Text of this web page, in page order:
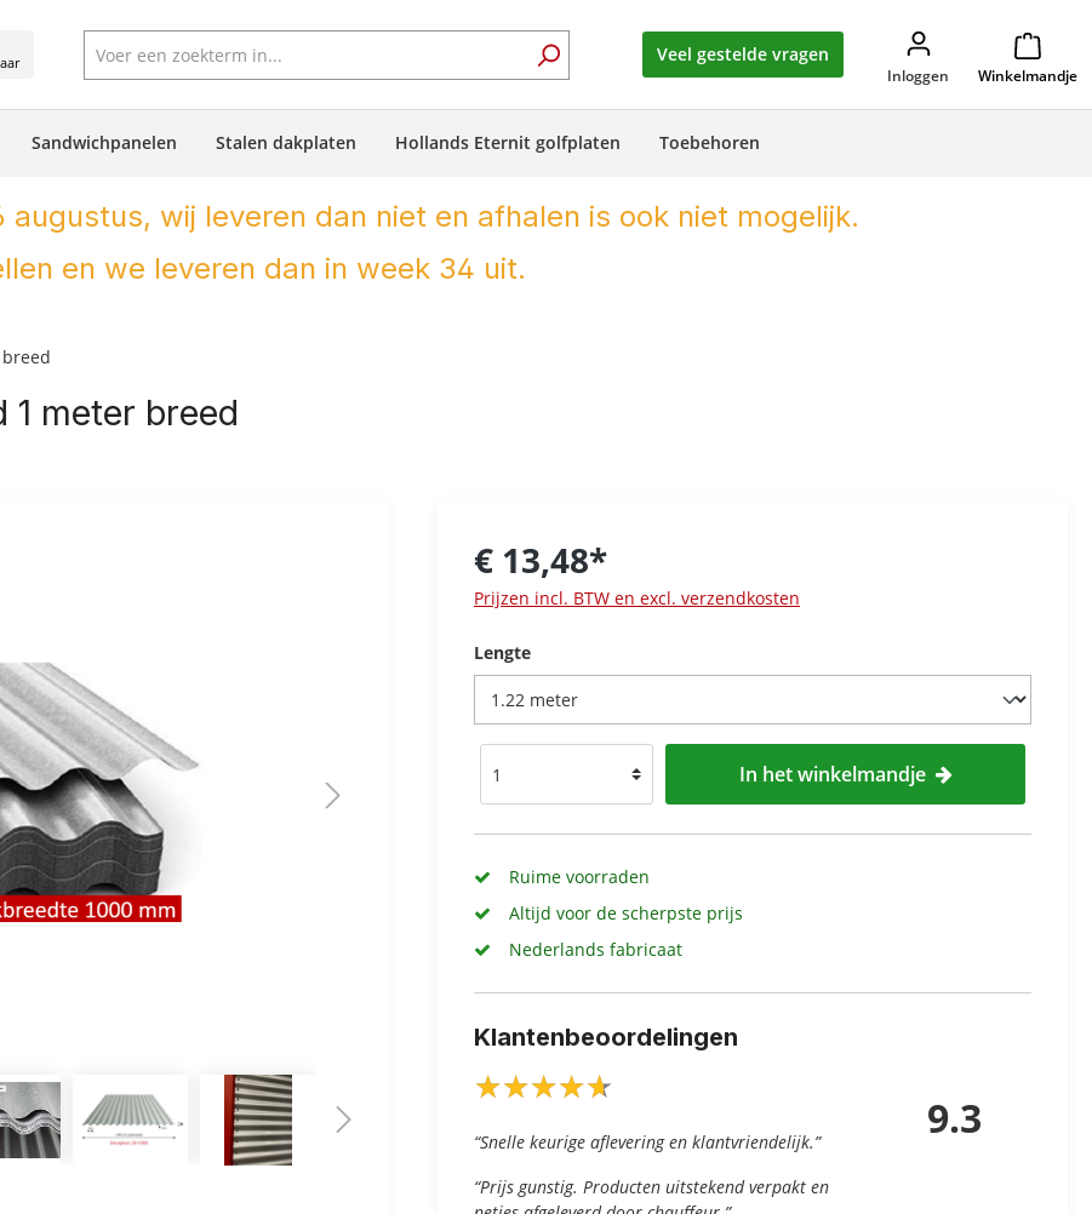
Veel gestelde vragen
Inloggen Winkelmandje
Sandwichpanelen Stalen dakplaten Hollands Eternit golfplaten Toebehoren
wij leveren dan niet en afhalen is ook niet mogelijk.
en we leveren dan in week 34 uit.
meter breed
€ 13,48*
Prijzen incl. BTW en excl. verzendkosten
Lengte
In het winkelmandje
Ruime voorraden
Altijd voor de scherpste prijs
Nederlands fabricaat
Klantenbeoordelingen
★★★★★
★★★★★
“Snelle keurige aflevering en klantvriendelijk.”
“Prijs gunstig. Producten uitstekend verpakt en
9.3